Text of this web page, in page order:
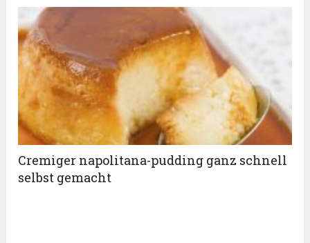
Cremiger napolitana-pudding ganz schnell
selbst gemacht